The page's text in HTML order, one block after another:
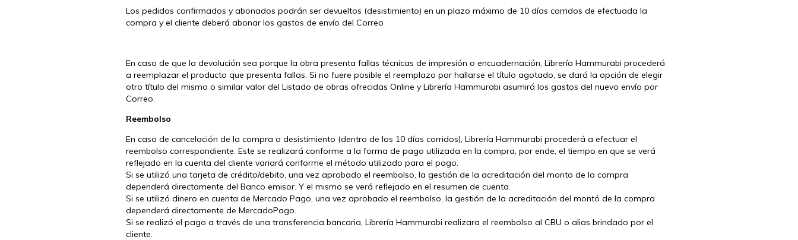
Los pedidos confirmados y abonados podrán ser devueltos (desistimiento) en un plazo máximo de 10 días corridos de efectuada la
compra y el cliente deberá abonar los gastos de envío del Correo
En caso de que la devolución sea porque la obra presenta fallas técnicas de impresión o encuadernación, Librería Hammurabi procederá
a reemplazar el producto que presenta fallas. Si no fuere posible el reemplazo por hallarse el título agotado, se dará la opción de elegir
otro título del mismo o similar valor del Listado de obras ofrecidas Online y Librería Hammurabi asumirá los gastos del nuevo envío por
Correo.
Reembolso
En caso de cancelación de la compra o desistimiento (dentro de los 10 días corridos), Librería Hammurabi procederá a efectuar el
reembolso correspondiente. Este se realizará conforme a la forma de pago utilizada en la compra, por ende, el tiempo en que se verá
reflejado en la cuenta del cliente variará conforme el método utilizado para el pago.
Si se utilizó una tarjeta de crédito/debito, una vez aprobado el reembolso, la gestión de la acreditación del monto de la compra
dependerá directamente del Banco emisor. Y el mismo se verá reflejado en el resumen de cuenta.
Si se utilizó dinero en cuenta de Mercado Pago, una vez aprobado el reembolso, la gestión de la acreditación del montó de la compra
dependerá directamente de MercadoPago.
Si se realizó el pago a través de una transferencia bancaria, Librería Hammurabi realizara el reembolso al CBU o alias brindado por el
cliente.